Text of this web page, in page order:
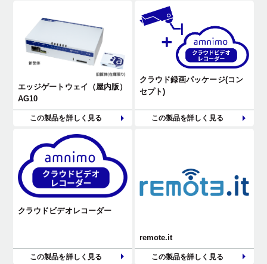
エッジゲートウェイ（屋内版）
AG10
この製品を詳しく見る
クラウド録画パッケージ(コン
セプト)
この製品を詳しく見る
クラウドビデオレコーダー
この製品を詳しく見る
remote.it
この製品を詳しく見る